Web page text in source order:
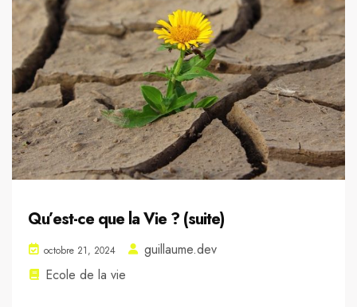
Qu’est-ce que la Vie ? (suite)
octobre 21, 2024
guillaume.dev
Ecole de la vie